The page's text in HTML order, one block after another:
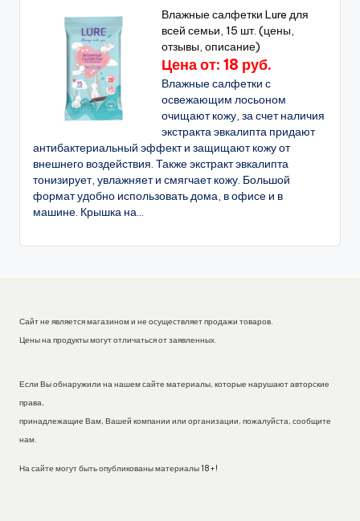
Влажные салфетки Lure для
всей семьи, 15 шт. (цены,
отзывы, описание)
Цена от: 18 руб.
Влажные салфетки с
освежающим лосьоном
очищают кожу, за счет наличия
экстракта эвкалипта придают
антибактериальный эффект и защищают кожу от
внешнего воздействия. Также экстракт эвкалипта
тонизирует, увлажняет и смягчает кожу. Большой
формат удобно использовать дома, в офисе и в
машине. Крышка на...
Сайт не является магазином и не осуществляет продажи товаров.
Цены на продукты могут отличаться от заявленных.
Если Вы обнаружили на нашем сайте материалы, которые нарушают авторские
права,
принадлежащие Вам, Вашей компании или организации, пожалуйста, сообщите
нам.
На сайте могут быть опубликованы материалы 18+!